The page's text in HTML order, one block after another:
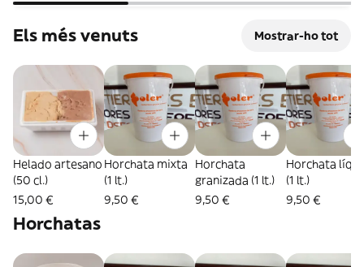
Els més venuts Mostrar-ho tot
Helado artesano
(50 cl.)
15,00 €
Horchata mixta
(1 lt.)
9,50 €
Horchata
granizada (1 lt.)
9,50 €
Horchata
(1 lt.)
9,50 €
Horchatas